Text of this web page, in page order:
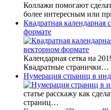
Коллажи помогают
более интересным или
Квадратная календарная
формате
Календарная сетка на
Квадратные странички…
Нумерация страниц в
статье расскажу как
страниц…